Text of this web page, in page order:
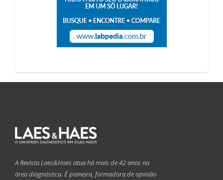
A Revista Laes&Haes atua há mais de 42 anos na
área diagnóstica. É pioneira, formadora de opinião